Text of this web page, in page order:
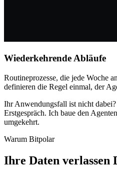
Wiederkehrende Abläufe
Routineprozesse, die jede Woche
definieren die Regel einmal, der
Ihr Anwendungsfall ist nicht
Erstgespräch. Ich baue den
umgekehrt.
Warum Bitpolar
Ihre Daten verlassen